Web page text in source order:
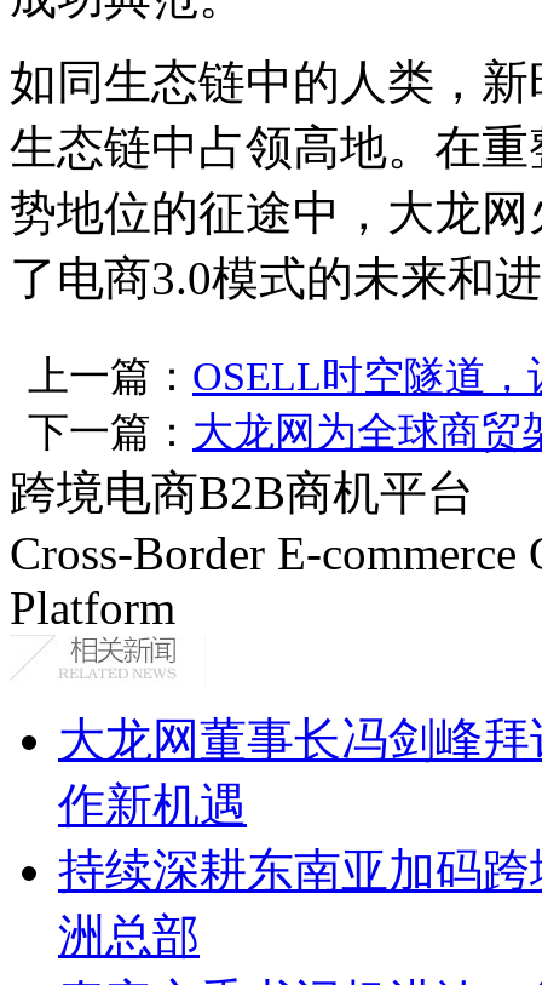
如同生态链中的人类，
生态链中占领高地。在
势地位的征途中，大龙
了电商3.0模式的未来和
上一篇： OSELL时空隧道
下一篇： 大龙网为全球商贸
跨境电商B2B商机平台
Cross-Border E-
Platform
大龙网董事长冯剑峰
作新机遇
持续深耕东南亚加码
洲总部